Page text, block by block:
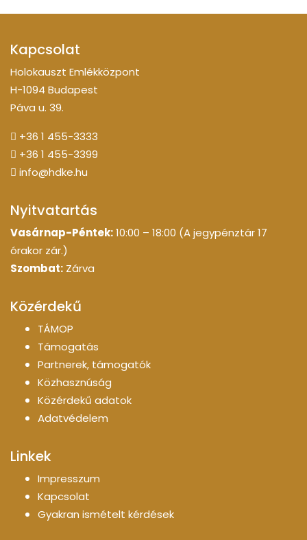
Kapcsolat
Holokauszt Emlékközpont
H-1094 Budapest
Páva u. 39.
+36 1 455-3333
+36 1 455-3399
info@hdke.hu
Nyitvatartás
Vasárnap-Péntek:10:00 – 18:00 (A jegypénztár 17
órakor zár.)
Szombat: Zárva
Közérdekű
TÁMOP
Támogatás
Partnerek, támogatók
Közhasznúság
Közérdekű adatok
Adatvédelem
Linkek
Impresszum
Kapcsolat
Gyakran ismételt kérdések